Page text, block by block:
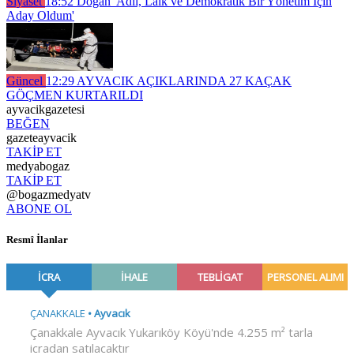
Aday Oldum'
Güncel 12:29 AYVACIK AÇIKLARINDA 27 KAÇAK
GÖÇMEN KURTARILDI
ayvacikgazetesi
BEĞEN
gazeteayvacik
TAKİP ET
medyabogaz
TAKİP ET
@bogazmedyatv
ABONE OL
Resmî İlanlar